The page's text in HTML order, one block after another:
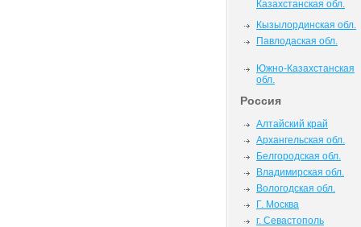
Казахстанская обл.
Кызылординская обл.
Павлодаская обл.
Южно-Казахстанская
обл.
Россия
Алтайский край
Архангельская обл.
Белгородская обл.
Владимирская обл.
Вологодская обл.
Г. Москва
г. Севастополь